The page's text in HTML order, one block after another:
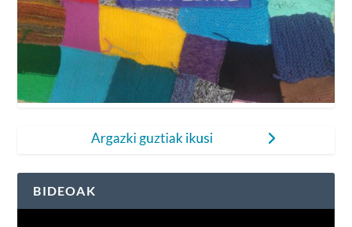
BIDEOAK